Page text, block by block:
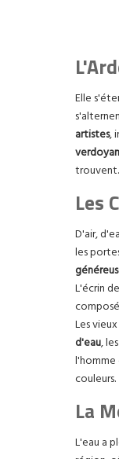
Elle
artistes,
trouvent.
Les
D'air,
les
L'écrin
Les vieux
d'eau, les
couleurs.
La
L'eau a